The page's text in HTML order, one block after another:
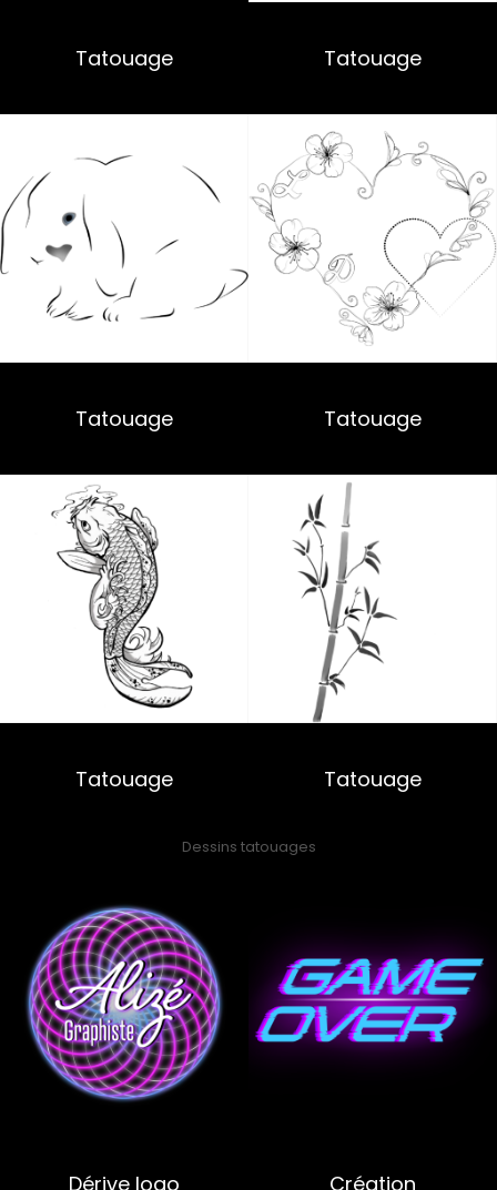
Tatouage Tatouage
Tatouage Tatouage
Tatouage Tatouage
Dessins tatouages
Dérive logo Création